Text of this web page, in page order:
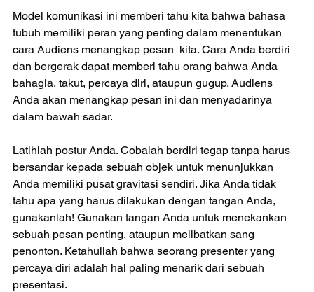
Model komunikasi ini memberi tahu kita bahwa bahasa
tubuh memiliki peran yang penting dalam menentukan
cara Audiens menangkap pesan  kita. Cara Anda berdiri
dan bergerak dapat memberi tahu orang bahwa Anda
bahagia, takut, percaya diri, ataupun gugup. Audiens
Anda akan menangkap pesan ini dan menyadarinya
dalam bawah sadar.
Latihlah postur Anda. Cobalah berdiri tegap tanpa harus
bersandar kepada sebuah objek untuk menunjukkan
Anda memiliki pusat gravitasi sendiri. Jika Anda tidak
tahu apa yang harus dilakukan dengan tangan Anda,
gunakanlah! Gunakan tangan Anda untuk menekankan
sebuah pesan penting, ataupun melibatkan sang
penonton. Ketahuilah bahwa seorang presenter yang
percaya diri adalah hal paling menarik dari sebuah
presentasi.